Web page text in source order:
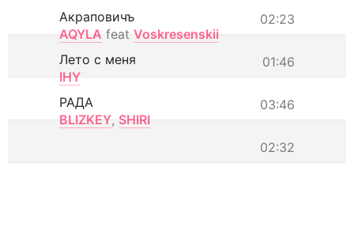
02:23
Акраповичъ
AQYLA feat Voskresenskii
01:46
Лето с меня
IHY
03:46
РАДА
BLIZKEY, SHIRI
02:32